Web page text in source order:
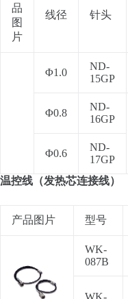
品
图
片
线径 针头
Φ1.0
ND-
15GP
Φ0.8
ND-
16GP
Φ0.6
ND-
17GP
温控线（发热芯连接线）
产品图片 型号
WK-
087B
WK-